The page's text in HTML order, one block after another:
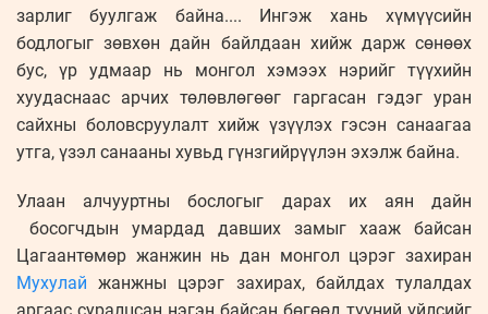
зарлиг буулгаж байна.... Ингэж хань хүмүүсийн
бодлогыг зөвхөн дайн байлдаан хийж дарж сөнөөх
бус, үр удмаар нь монгол хэмээх нэрийг түүхийн
хуудаснаас арчих төлөвлөгөөг гаргасан гэдэг уран
сайхны боловсруулалт хийж үзүүлэх гэсэн санаагаа
утга, үзэл санааны хувьд гүнзгийрүүлэн эхэлж байна.
Улаан алчууртны бослогыг дарах их аян дайн
босогчдын умардад давших замыг хааж байсан
Цагаантөмөр жанжин нь дан монгол цэрэг захиран
Мухулай жанжны цэрэг захирах, байлдах тулалдах
аргаас суралцсан нэгэн байсан бөгөөд түүний үйлсийг